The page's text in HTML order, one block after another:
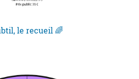
le recueil 🌈